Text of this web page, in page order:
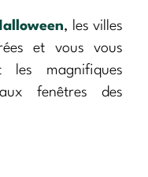
, les villes
et vous vous
les magnifiques
fenêtres des